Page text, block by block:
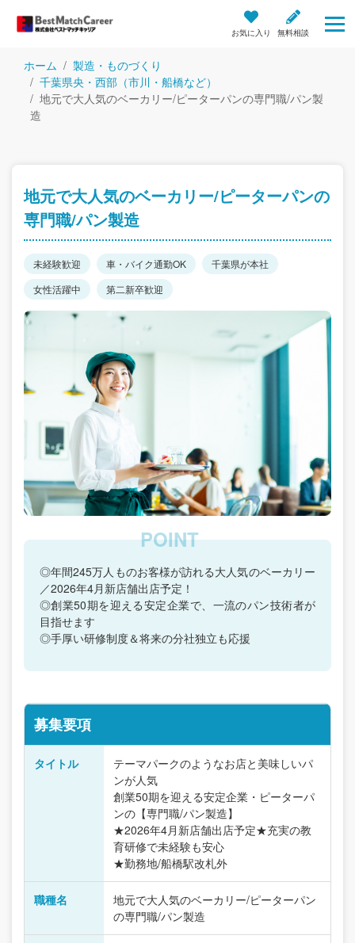
お気に入り 無料相談
ホーム
製造・ものづくり
千葉県央・西部（市川・船橋など）
地元で大人気のベーカリー/ピーターパンの専門職/パン製
造
地元で大人気のベーカリー/ピーターパンの
専門職/パン製造
未経験歓迎 車・バイク通勤OK
千葉県が本社
女性活躍中
第二新卒歓迎
◎年間245万人ものお客様が訪れる大人気のベーカリー
／2026年4月新店舗出店予定！
◎創業50期を迎える安定企業で、一流のパン技術者が
目指せます
◎手厚い研修制度＆将来の分社独立も応援
募集要項
タイトル
テーマパークのようなお店と美味しいパ
ンが人気
創業50期を迎える安定企業・ピーターパ
ンの【専門職/パン製造】
★2026年4月新店舗出店予定★充実の教
育研修で未経験も安心
★勤務地/船橋駅改札外
職種名
地元で大人気のベーカリー/ピーターパン
の専門職/パン製造